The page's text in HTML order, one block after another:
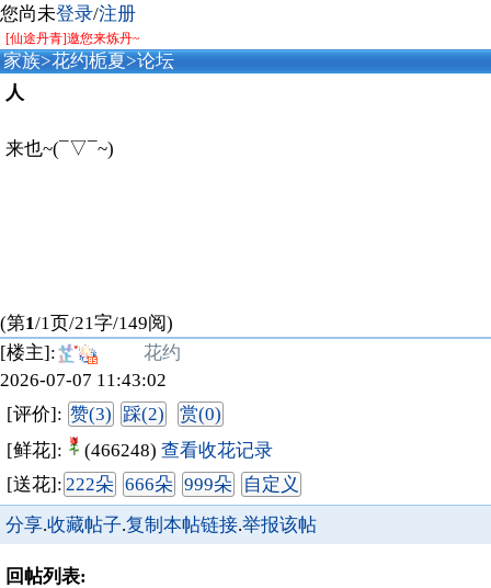
您尚未登录/注册
[仙途丹青]邀您来炼丹~
家族>花约栀夏>论坛
人
来也~(¯▽¯~)
(第1/1页/21字/149阅)
[楼主]:
花约
2026-07-07 11:43:02
[评价]: 赞(3) 踩(2)
赏(0)
[鲜花]:
(466248) 查看收花记录
[送花]: 222朵 666朵 999朵
自定义
分享.收藏帖子.复制本帖链接.举报该帖
回帖列表: